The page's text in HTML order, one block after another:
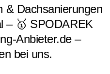
& Dachsanierungen
– 🥇 SPODAREK
Anbieter.de –
bei uns.